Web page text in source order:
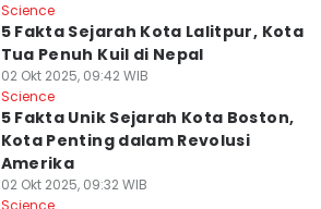
Science
5 Fakta Sejarah Kota Lalitpur, Kota
Tua Penuh Kuil di Nepal
02 Okt 2025, 09:42 WIB
Science
5 Fakta Unik Sejarah Kota Boston,
Kota Penting dalam Revolusi
Amerika
02 Okt 2025, 09:32 WIB
Science